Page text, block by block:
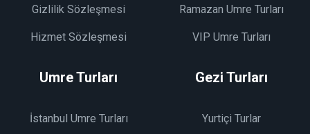
Gizlilik Sözleşmesi
Hizmet Sözleşmesi
Ramazan Umre Turları
VIP Umre Turları
Umre Turları
İstanbul Umre Turları
Gezi Turları
Yurtiçi Turlar